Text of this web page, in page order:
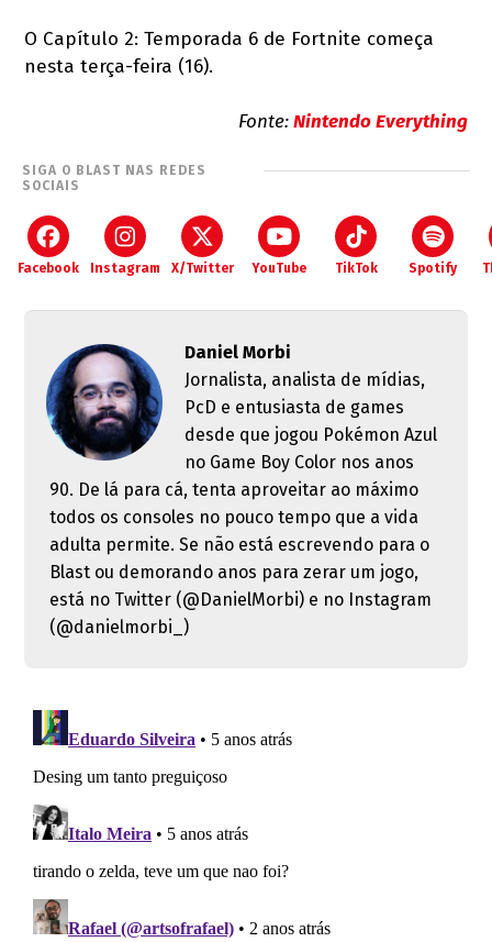
O Capítulo 2: Temporada 6 de Fortnite começa
nesta terça-feira (16).
Fonte:Nintendo Everything
SIGA O BLAST NAS REDES
SOCIAIS
Facebook Instagram X/Twitter YouTube TikTok Spotify
Daniel Morbi
Jornalista, analista de mídias,
PcD e entusiasta de games
desde que jogou Pokémon Azul
no Game Boy Color nos anos
90. De lá para cá, tenta aproveitar ao máximo
todos os consoles no pouco tempo que a vida
adulta permite. Se não está escrevendo para o
Blast ou demorando anos para zerar um jogo,
está no Twitter (@DanielMorbi) e no Instagram
(@danielmorbi_)